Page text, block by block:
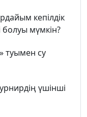
кепілдік
болуы мүмкін?
туымен су
үшінші